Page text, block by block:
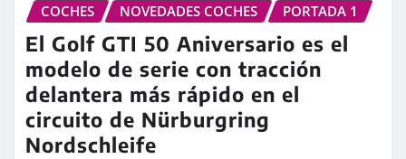
COCHES NOVEDADES COCHES PORTADA 1
El Golf GTI 50 Aniversario es el
modelo de serie con tracción
delantera más rápido en el
circuito de Nürburgring
Nordschleife